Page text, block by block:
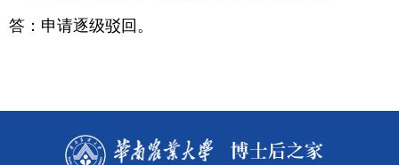
答：申请逐级驳回。